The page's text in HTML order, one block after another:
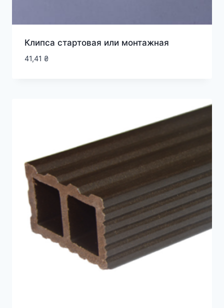
Клипса стартовая или монтажная
41,41 ₴